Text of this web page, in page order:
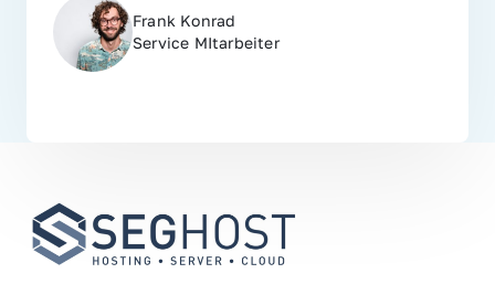
Frank Konrad
Service MItarbeiter